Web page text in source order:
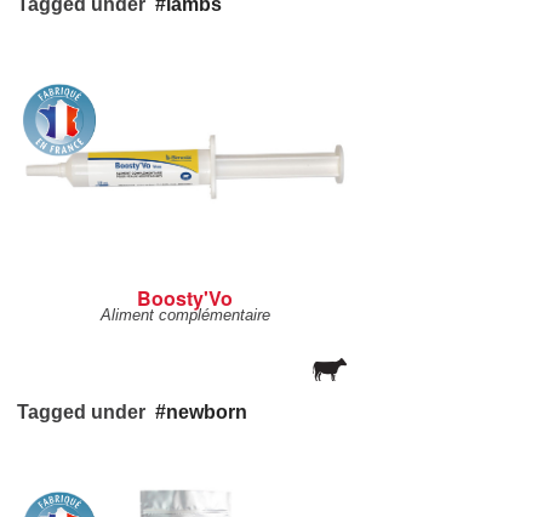
Tagged under lambs
Boosty'Vo
Aliment complémentaire
Tagged under newborn